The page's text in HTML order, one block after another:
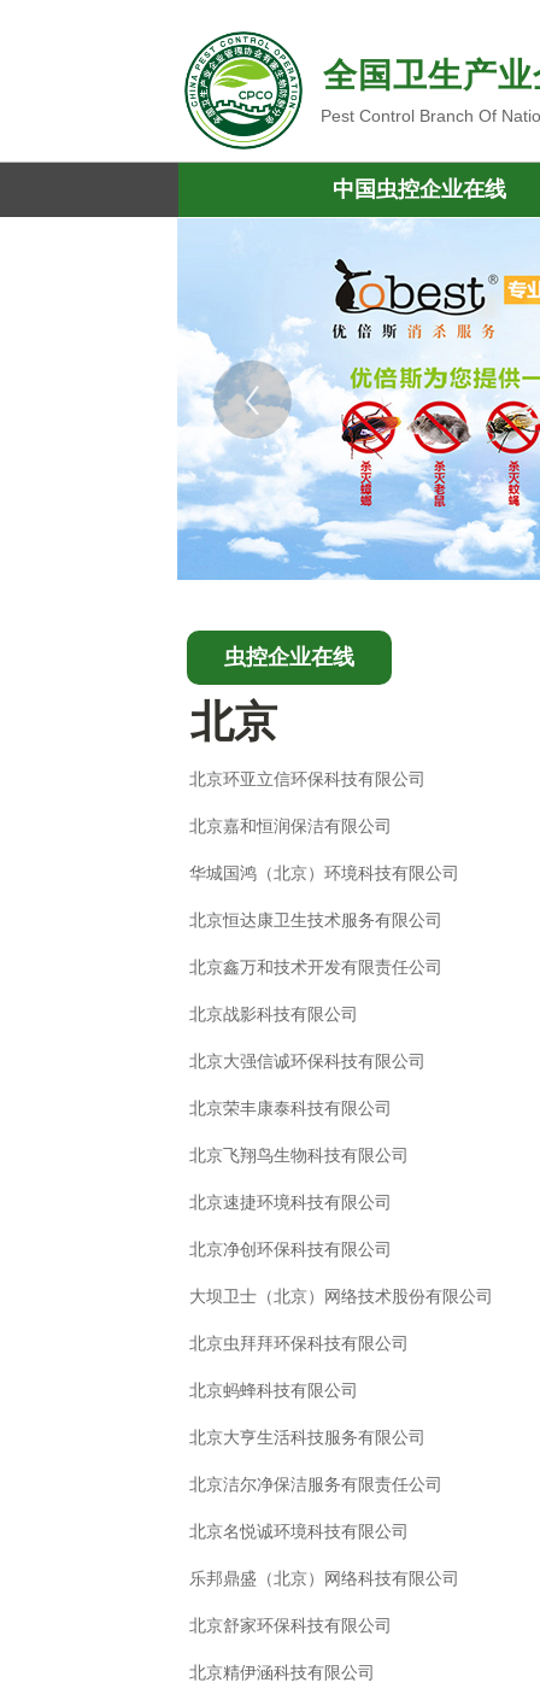
全国卫生产
Pest Control Branch Of
中国虫控企业在线
虫控企业在线
北京
北京环亚立信环保科技有限公司
北京嘉和恒润保洁有限公司
华城国鸿（北京）环境科技有限公司
北京恒达康卫生技术服务有限公司
北京鑫万和技术开发有限责任公司
北京战影科技有限公司
北京大强信诚环保科技有限公司
北京荣丰康泰科技有限公司
北京飞翔鸟生物科技有限公司
北京速捷环境科技有限公司
北京净创环保科技有限公司
大坝卫士（北京）网络技术股份有限公司
北京虫拜拜环保科技有限公司
北京蚂蜂科技有限公司
北京大亨生活科技服务有限公司
北京洁尔净保洁服务有限责任公司
北京名悦诚环境科技有限公司
乐邦鼎盛（北京）网络科技有限公司
北京舒家环保科技有限公司
北京精伊涵科技有限公司